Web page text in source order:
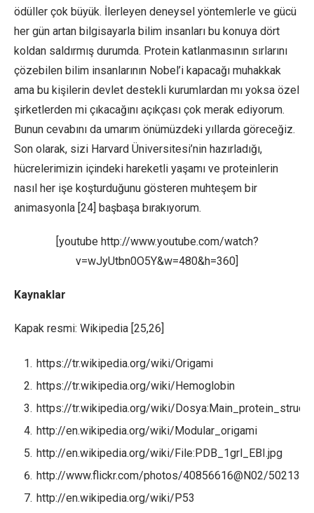
ödüller çok büyük. İlerleyen deneysel yöntemlerle ve gücü
her gün artan bilgisayarla bilim insanları bu konuya dört
koldan saldırmış durumda. Protein katlanmasının sırlarını
çözebilen bilim insanlarının Nobel’i kapacağı muhakkak
ama bu kişilerin devlet destekli kurumlardan mı yoksa özel
şirketlerden mi çıkacağını açıkçası çok merak ediyorum.
Bunun cevabını da umarım önümüzdeki yıllarda göreceğiz.
Son olarak, sizi Harvard Üniversitesi’nin hazırladığı,
hücrelerimizin içindeki hareketli yaşamı ve proteinlerin
nasıl her işe koşturduğunu gösteren muhteşem bir
animasyonla [24] başbaşa bırakıyorum.
[youtube http://www.youtube.com/watch?
v=wJyUtbn0O5Y&w=480&h=360]
Kaynaklar
Kapak resmi: Wikipedia [25,26]
https://tr.wikipedia.org/wiki/Origami
https://tr.wikipedia.org/wiki/Hemoglobin
https://tr.wikipedia.org/wiki/
http://en.wikipedia.org/wiki/Modular_origami
http://en.wikipedia.org/wiki/File:PDB_1grl_EBI.jpg
http://www.flickr.com/photos/40856616@N02/
http://en.wikipedia.org/wiki/P53